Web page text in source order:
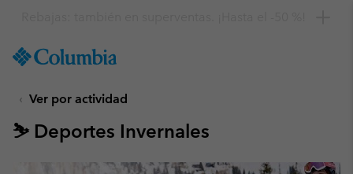
TO
SKIP
MAIN
Ver por actividad
⛷ Deportes Invernales